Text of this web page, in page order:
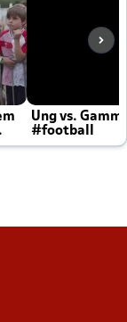
Ung vs.
#football